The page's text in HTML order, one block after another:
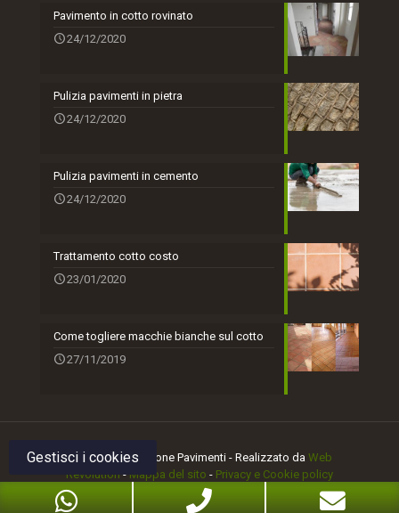
Pavimento in cotto rovinato
24/12/2020
Pulizia pavimenti in pietra
24/12/2020
Pulizia pavimenti in cemento
24/12/2020
Trattamento cotto costo
23/01/2020
Come togliere macchie bianche sul cotto
27/11/2019
© 2018 Manutezione Pavimenti - Realizzato da Web
Revolution - Mappa del sito - Privacy e Cookie policy
Gestisci i cookies